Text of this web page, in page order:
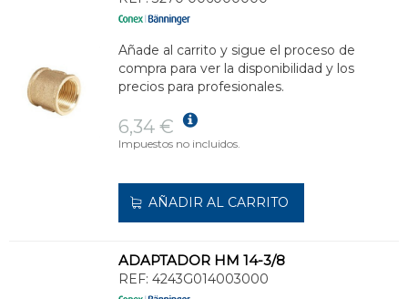
Añade al carrito y sigue el proceso de
compra para ver la disponibilidad y los
precios para profesionales.
6,34 €
Impuestos no incluidos.
AÑADIR AL CARRITO
ADAPTADOR HM 14-3/8
REF: 4243G014003000